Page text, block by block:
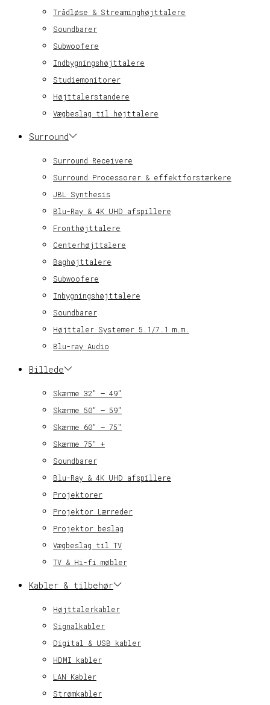
Trådløse & Streaminghøjttalere
Soundbarer
Subwoofere
Indbygningshøjttalere
Studiemonitorer
Højttalerstandere
Vægbeslag til højttalere
Surround
Surround Receivere
Surround Processorer & effektforstærkere
JBL Synthesis
Blu-Ray & 4K UHD afspillere
Fronthøjttalere
Centerhøjttalere
Baghøjttalere
Subwoofere
Inbygningshøjttalere
Soundbarer
Højttaler Systemer 5.1/7.1 m.m.
Blu-ray Audio
Billede
Skærme 32″ – 49″
Skærme 50″ – 59″
Skærme 60″ – 75″
Skærme 75″ +
Soundbarer
Blu-Ray & 4K UHD afspillere
Projektorer
Projektor Lærreder
Projektor beslag
Vægbeslag til TV
TV & Hi-fi møbler
Kabler & tilbehør
Højttalerkabler
Signalkabler
Digital & USB kabler
HDMI kabler
LAN Kabler
Strømkabler